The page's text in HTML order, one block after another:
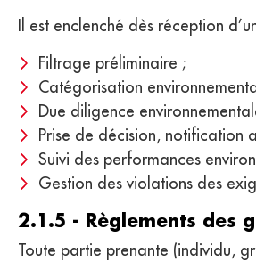
Il est enclenché dès réception
Filtrage préliminaire ;
Catégorisation
Due diligence
Prise de décision, notification
Suivi des performances
Gestion des violations des
2.1.5 - Règlements des
Toute partie prenante (individu,